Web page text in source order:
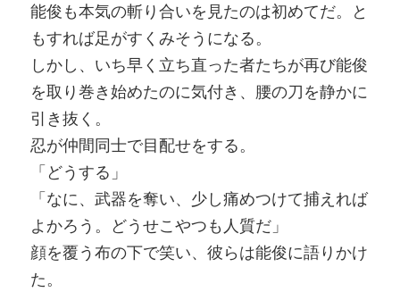
能俊も本気の斬り合いを見たのは初めてだ。と
もすれば足がすくみそうになる。
しかし、いち早く立ち直った者たちが再び能俊
を取り巻き始めたのに気付き、腰の刀を静かに
引き抜く。
忍が仲間同士で目配せをする。
「どうする」
「なに、武器を奪い、少し痛めつけて捕えれば
よかろう。どうせこやつも人質だ」
顔を覆う布の下で笑い、彼らは能俊に語りかけ
た。